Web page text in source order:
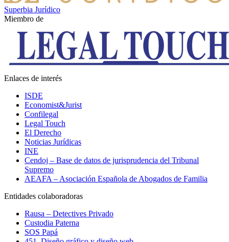
Superbia Jurídico
Miembro de
Enlaces de interés
ISDE
Economist&Jurist
Confilegal
Legal Touch
El Derecho
Noticias Jurídicas
INE
Cendoj – Base de datos de jurisprudencia del Tribunal
Supremo
AEAFA – Asociación Española de Abogados de Familia
Entidades colaboradoras
Rausa – Detectives Privado
Custodia Paterna
SOS Papá